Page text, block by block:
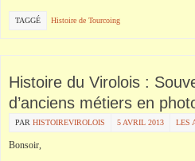
TAGGÉ Histoire de Tourcoing
Histoire du Virolois :
d’anciens métiers en
PAR HISTOIREVIROLOIS 5 AVRIL 2013 LES
Bonsoir,